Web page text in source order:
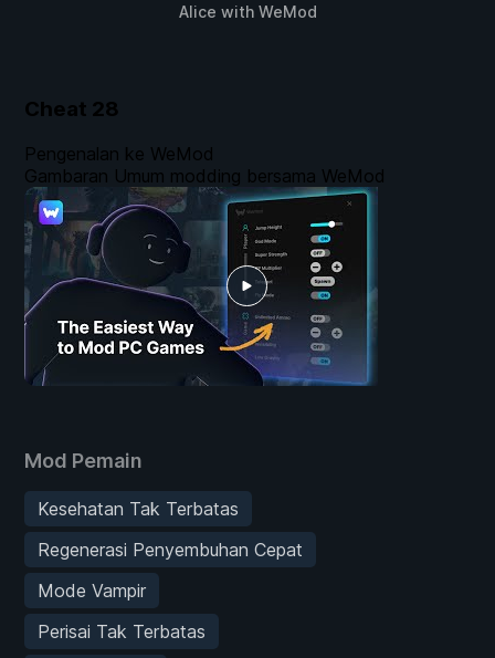
Alice with WeMod
Cheat 28
Mod Pemain
Kesehatan Tak Terbatas
Regenerasi Penyembuhan Cepat
Mode Vampir
Perisai Tak Terbatas
Pengenalan ke WeMod
Gambaran Umum modding bersama WeMod